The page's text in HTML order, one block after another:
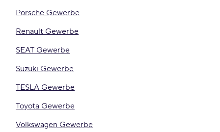
Porsche Gewerbe
Renault Gewerbe
SEAT Gewerbe
Suzuki Gewerbe
TESLA Gewerbe
Toyota Gewerbe
Volkswagen Gewerbe